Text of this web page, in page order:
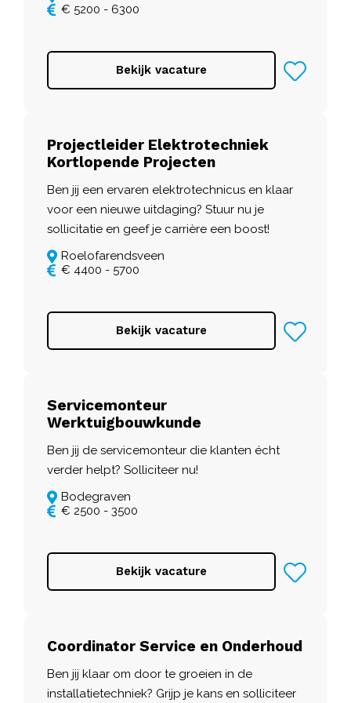
€ 5200 - 6300
Bekijk vacature
Projectleider Elektrotechniek
Kortlopende Projecten
Ben jij een ervaren elektrotechnicus en klaar
voor een nieuwe uitdaging? Stuur nu je
sollicitatie en geef je carrière een boost!
Roelofarendsveen
€ 4400 - 5700
Bekijk vacature
Servicemonteur
Werktuigbouwkunde
Ben jij de servicemonteur die klanten écht
verder helpt? Solliciteer nu!
Bodegraven
€ 2500 - 3500
Bekijk vacature
Coordinator Service en Onderhoud
Ben jij klaar om door te groeien in de
installatietechniek? Grijp je kans en solliciteer